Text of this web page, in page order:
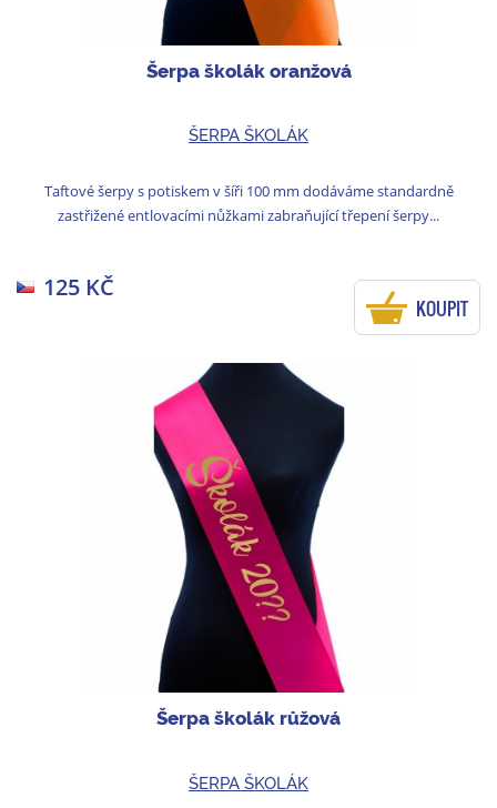
Šerpa školák oranžová
ŠERPA ŠKOLÁK
Taftové šerpy s potiskem v šíři 100 mm dodáváme standardně
zastřižené entlovacími nůžkami zabraňující třepení šerpy...
125 KČ
KOUPIT
Šerpa školák růžová
ŠERPA ŠKOLÁK